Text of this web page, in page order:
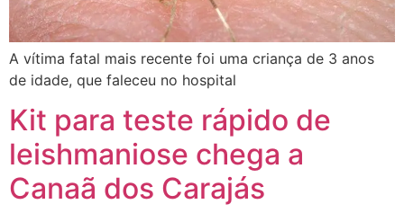
A vítima fatal mais recente foi uma criança de 3 anos
de idade, que faleceu no hospital
Kit para teste rápido de
leishmaniose chega a
Canaã dos Carajás